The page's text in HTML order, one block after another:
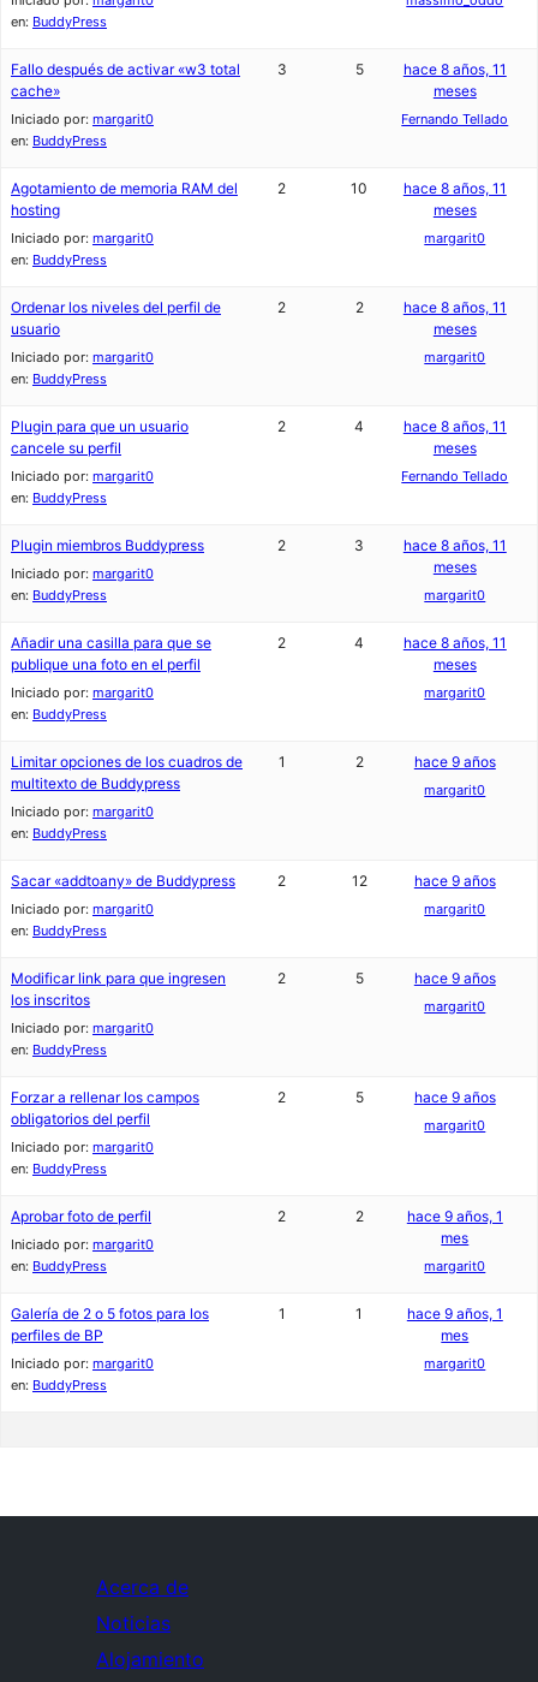
en: BuddyPress
Fallo después de activar «w3 total
cache»
Iniciado por: margarit0
en: BuddyPress
3 5
hace 8 años, 11
meses
Fernando Tellado
Agotamiento de memoria RAM del
hosting
Iniciado por: margarit0
en: BuddyPress
2 10
hace 8 años, 11
meses
margarit0
Ordenar los niveles del perfil de
usuario
Iniciado por: margarit0
en: BuddyPress
2 2
hace 8 años, 11
meses
margarit0
Plugin para que un usuario
cancele su perfil
Iniciado por: margarit0
en: BuddyPress
2 4
hace 8 años, 11
meses
Fernando Tellado
Plugin miembros Buddypress
Iniciado por: margarit0
en: BuddyPress
2 3
hace 8 años, 11
meses
margarit0
Añadir una casilla para que se
publique una foto en el perfil
Iniciado por: margarit0
en: BuddyPress
2 4
hace 8 años, 11
meses
margarit0
Limitar opciones de los cuadros de
multitexto de Buddypress
Iniciado por: margarit0
en: BuddyPress
1 2 hace 9 años
margarit0
Sacar «addtoany» de Buddypress
Iniciado por: margarit0
en: BuddyPress
2 12 hace 9 años
margarit0
Modificar link para que ingresen
los inscritos
Iniciado por: margarit0
en: BuddyPress
2 5 hace 9 años
margarit0
Forzar a rellenar los campos
obligatorios del perfil
Iniciado por: margarit0
en: BuddyPress
2 5 hace 9 años
margarit0
Aprobar foto de perfil
Iniciado por: margarit0
en: BuddyPress
2 2
hace 9 años, 1
mes
margarit0
Galería de 2 o 5 fotos para los
perfiles de BP
Iniciado por: margarit0
en: BuddyPress
1 1
hace 9 años, 1
mes
margarit0
Acerca de
Noticias
Alojamiento